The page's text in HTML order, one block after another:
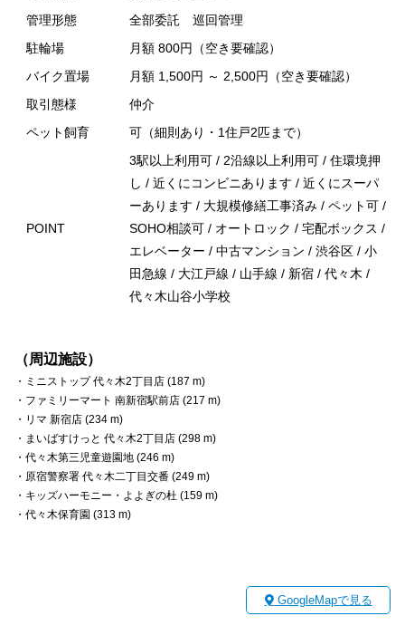
管理形態
全部委託 巡回管理
駐輪場
月額 800円（空き要確認）
バイク置場
月額 1,500円 ～ 2,500円（空き要確認）
取引態様
仲介
ペット飼育
可（細則あり・1住戸2匹まで）
POINT
3駅以上利用可 / 2沿線以上利用可 / 住環境押
し / 近くにコンビニあります / 近くにスーパ
ーあります / 大規模修繕工事済み / ペット可 /
SOHO相談可 / オートロック / 宅配ボックス /
エレベーター / 中古マンション / 渋谷区 / 小
田急線 / 大江戸線 / 山手線 / 新宿 / 代々木 /
代々木山谷小学校
（周辺施設）
・ミニストップ 代々木2丁目店 (187 m)
・ファミリーマート 南新宿駅前店 (217 m)
・リマ 新宿店 (234 m)
・まいばすけっと 代々木2丁目店 (298 m)
・代々木第三児童遊園地 (246 m)
・原宿警察署 代々木二丁目交番 (249 m)
・キッズハーモニー・よよぎの杜 (159 m)
・代々木保育園 (313 m)
GoogleMapで見る